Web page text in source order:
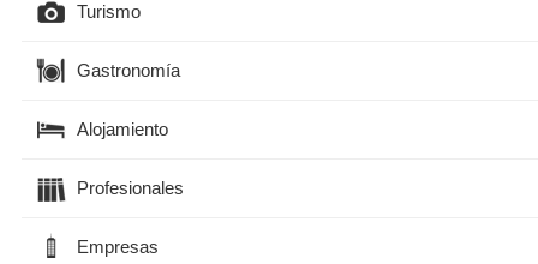
Turismo
Gastronomía
Alojamiento
Profesionales
Empresas